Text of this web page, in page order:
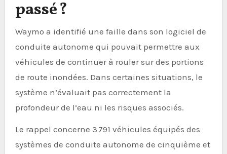
passé ?
Waymo a identifié une faille dans son logiciel de
conduite autonome qui pouvait permettre aux
véhicules de continuer à rouler sur des portions
de route inondées. Dans certaines situations, le
système n’évaluait pas correctement la
profondeur de l’eau ni les risques associés.
Le rappel concerne 3 791 véhicules équipés des
systèmes de conduite autonome de cinquième et